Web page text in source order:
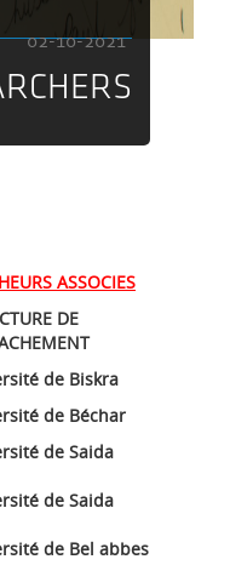
02-10-2021
ASSOCIES
DE
de Biskra
de Béchar
de Saida
de Saida
de Bel abbes